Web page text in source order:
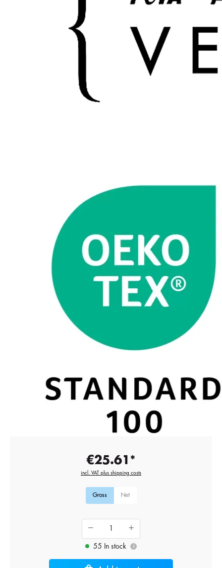
€25.61*
incl. VAT plus shipping costs
Gross Net
55 In stock i